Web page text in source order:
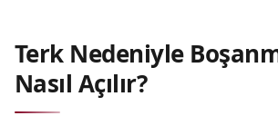
Terk Nedeniyle
Nasıl Açılır?